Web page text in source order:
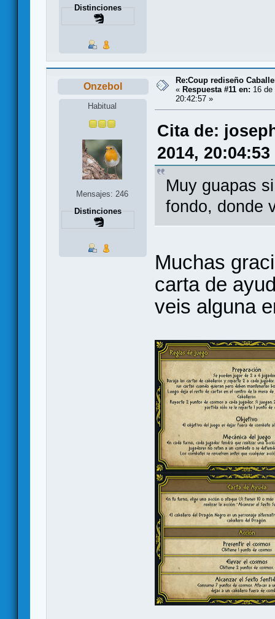
Distinciones
Onzebol
Habitual
Mensajes: 246
Distinciones
Re:Coup rediseño
« Respuesta #11 en: 16 de
20:42:57 »
Cita de:
2014, 20:04:53
Muy guapas
fondo, donde
Muchas
carta de
veis alguna